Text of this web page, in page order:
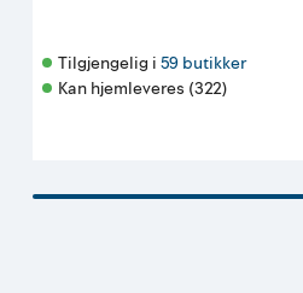
Tilgjengelig i 59 butikker
Kan hjemleveres (322)